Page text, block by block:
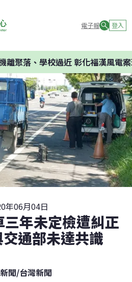
電子報 登入
落、學校過近 彰化福漢風電案環
年06月04日
年未定檢遭糾正
通部未達共識
聞/台灣新聞